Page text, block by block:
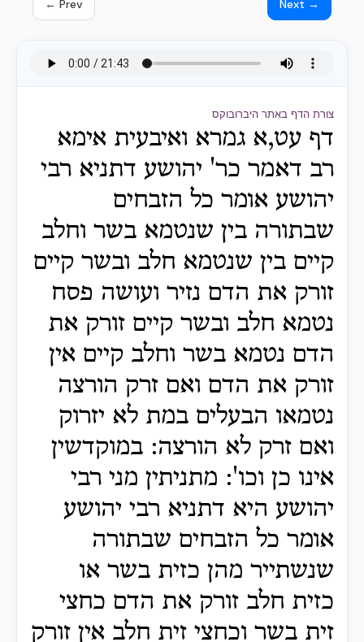
← Prev Next →
צורת הדף באתר היברובוקס
דף עט,א גמרא ואיבעית אימא
רב דאמר כר' יהושע דתניא רבי
יהושע אומר כל הזבחים
שבתורה בין שנטמא בשר וחלב
קיים בין שנטמא חלב ובשר קיים
זורק את הדם נזיר ועושה פסח
נטמא חלב ובשר קיים זורק את
הדם נטמא בשר וחלב קיים אין
זורק את הדם ואם זרק הורצה
נטמאו הבעלים במת לא יזרוק
ואם זרק לא הורצה: במוקדשין
אינו כן וכו': מתניתין מני רבי
יהושע היא דתניא רבי יהושע
אומר כל הזבחים שבתורה
שנשתייר מהן כזית בשר או
כזית חלב זורק את הדם כחצי
זית בשר וכחצי זית חלב אין זורק